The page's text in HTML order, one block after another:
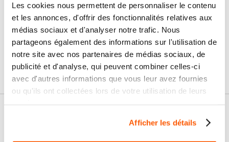
Les cookies nous permettent de personnaliser le contenu
et les annonces, d'offrir des fonctionnalités relatives aux
médias sociaux et d'analyser notre trafic. Nous
partageons également des informations sur l'utilisation de
notre site avec nos partenaires de médias sociaux, de
publicité et d'analyse, qui peuvent combiner celles-ci
avec d'autres informations que vous leur avez fournies
ou qu'ils ont collectées lors de votre utilisation de leurs
Afficher les détails
Livraison
24/72H
SAV & Retours
Garanties